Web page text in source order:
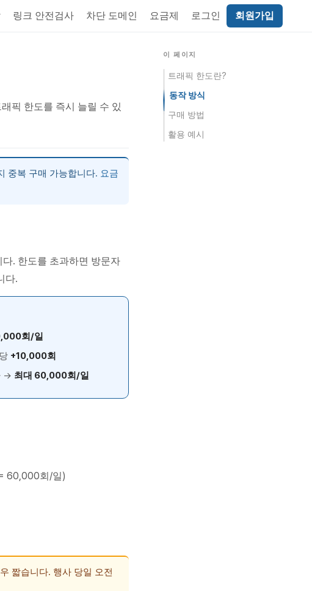
링크 안전검사 차단 도메인 요금제 로그인 회원가입
픽 한도를 즉시 늘릴 수 있
중복 구매 가능합니다. 요금
. 한도를 초과하면 방문자
다.
회/일
+10,000회
→ 최대 60,000회/일
60,000회/일)
짧습니다. 행사 당일 오전
이 페이지
트래픽 한도란?
동작 방식
구매 방법
활용 예시